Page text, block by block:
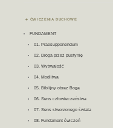
ĆWICZENIA DUCHOWE
FUNDAMENT
01. Praesupponendum
02. Droga przez pustynię
03. Wytrwałość
04. Modlitwa
05. Biblijny obraz Boga
06. Sens człowieczeństwa
07. Sens stworzonego świata
08. Fundament ćwiczeń